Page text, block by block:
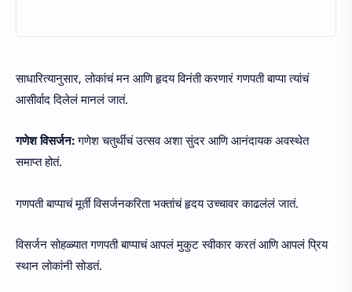
साधारित्यानुसार, लोकांचं मन आणि हृदय विनंती करणारं गणपती बाप्पा त्यांचं
आसीर्वाद दिलेलं मानलं जातं.
गणेश विसर्जन:गणेश चतुर्थीचं उत्सव अशा सुंदर आणि आनंदायक अवस्थेत
समाप्त होतं.
गणपती बाप्पाचं मूर्ती विसर्जनकरिता भक्तांचं हृदय उच्चावर काढलंलं जातं.
विसर्जन सोहळ्यात गणपती बाप्पाचं आपलं मुकुट स्वीकार करतं आणि आपलं प्रिय
स्थान लोकांनी सोडतं.